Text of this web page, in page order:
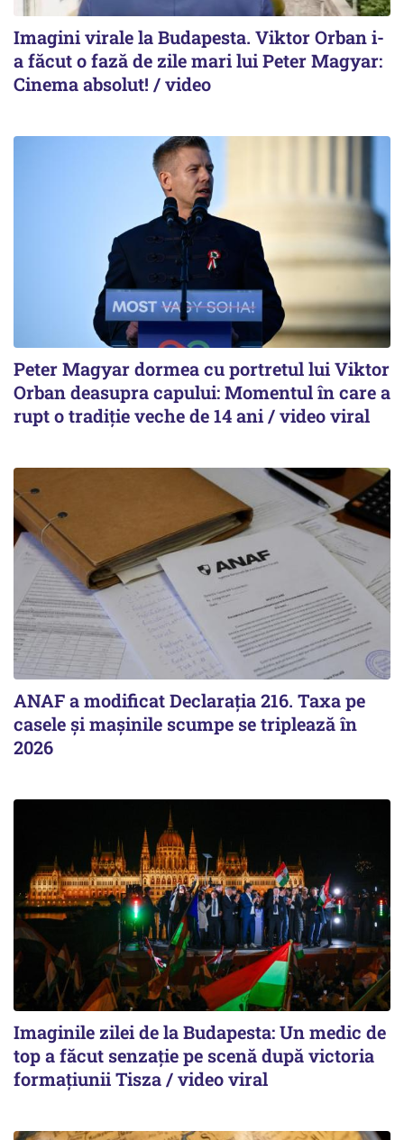
Imagini virale la Budapesta. Viktor Orban i-
a făcut o fază de zile mari lui Peter Magyar:
Cinema absolut! / video
Peter Magyar dormea cu portretul lui Viktor
Orban deasupra capului: Momentul în care a
rupt o tradiție veche de 14 ani / video viral
ANAF a modificat Declarația 216. Taxa pe
casele și mașinile scumpe se triplează în
2026
Imaginile zilei de la Budapesta: Un medic de
top a făcut senzație pe scenă după victoria
formațiunii Tisza / video viral